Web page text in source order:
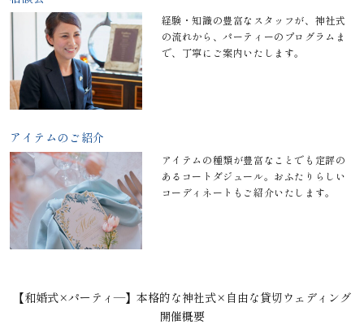
経験・知識の豊富なスタッフが、神社式
の流れから、パーティーのプログラムま
で、丁寧にご案内いたします。
アイテムのご紹介
アイテムの種類が豊富なことでも定評の
あるコートダジュール。おふたりらしい
コーディネートもご紹介いたします。
【和婚式×パーティ―】本格的な神社式×自由な貸切ウェディング
開催概要